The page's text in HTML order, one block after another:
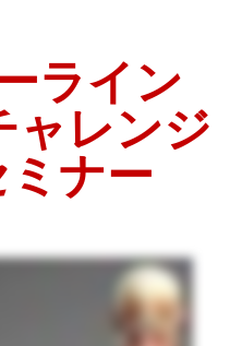
ライン
ャレンジ
ナー